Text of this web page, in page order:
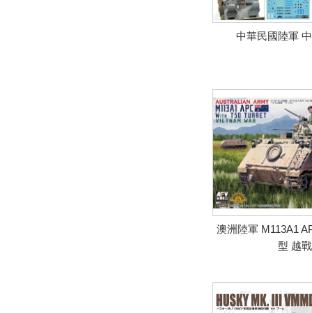
中華民國陸軍
澳洲陸軍 M113A1
型 越